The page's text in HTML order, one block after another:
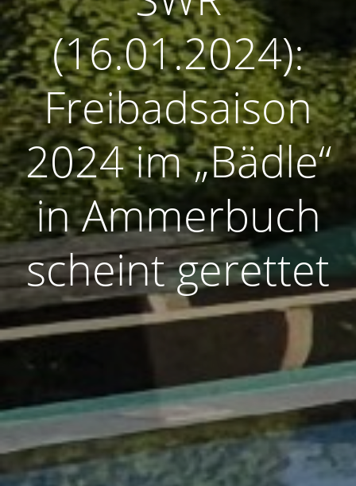
(16.01.2024):
Freibadsaison
2024 im „Bädle“
in Ammerbuch
scheint gerettet